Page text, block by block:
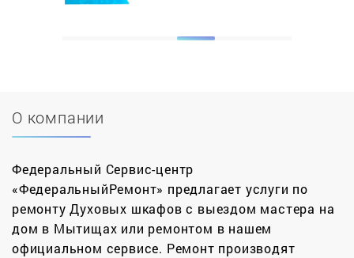
О компании
Федеральный Сервис-центр
«ФедеральныйРемонт» предлагает услуги по
ремонту Духовых шкафов с выездом мастера на
дом в Мытищах или ремонтом в нашем
официальном сервисе. Ремонт производят